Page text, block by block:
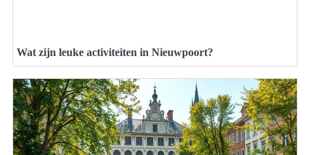
Wat zijn leuke activiteiten in Nieuwpoort?